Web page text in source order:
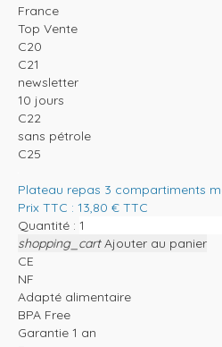
France
Top Vente
C20
C21
newsletter
10 jours
C22
sans pétrole
C25
Plateau repas 3 compartiments
Prix TTC : 13,80 € TTC
Quantité :
shopping_cart Ajouter au panier
CE
NF
Adapté alimentaire
BPA Free
Garantie 1 an